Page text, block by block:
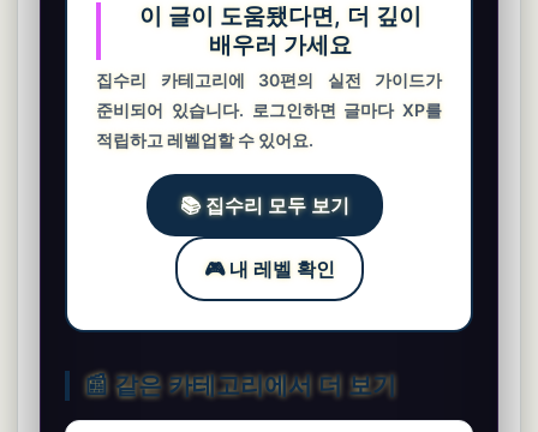
이 글이 도움됐다면, 더 깊이
배우러 가세요
집수리 카테고리에 30편의 실전 가이드가
준비되어 있습니다. 로그인하면 글마다 XP를
적립하고 레벨업할 수 있어요.
📚 집수리 모두 보기
🎮 내 레벨 확인
📰 같은 카테고리에서 더 보기